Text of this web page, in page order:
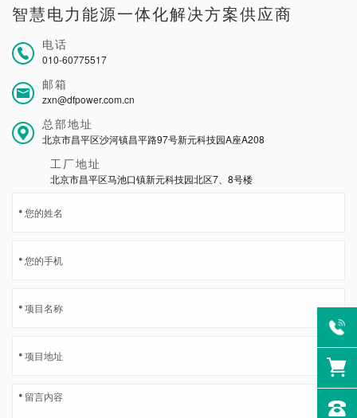
智慧电力能源一体化解决方案供应商
电话
010-60775517
邮箱
zxn@dfpower.com.cn
总部地址
北京市昌平区沙河镇昌平路97号新元科技园A座A208
工厂地址
北京市昌平区马池口镇新元科技园北区7、8号楼